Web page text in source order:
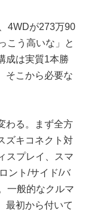
4WDが273万90
こう高いな」と
成は実質1本勝
そこから必要な
わる。まず全方
ズキコネクト対
スプレイ、スマ
ント/サイド/バ
一般的なクルマ
最初から付いて